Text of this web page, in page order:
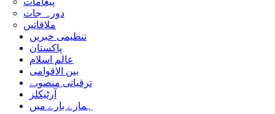
دورہ جات
ملاقاتیں
تنظیمی خبریں
پاکستان
عالم اسلام
بین الاقوامی
ترقیاتی منصوبے
آرٹیکلز
ہمارے بارے میں